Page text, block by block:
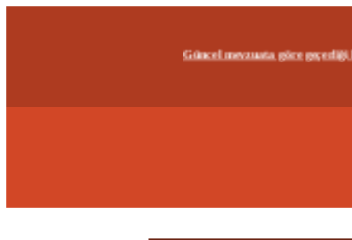
Güncel mevzuata göre geçerliği